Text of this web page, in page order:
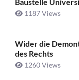
1187 Views
Wider die
des Rechts
1260 Views